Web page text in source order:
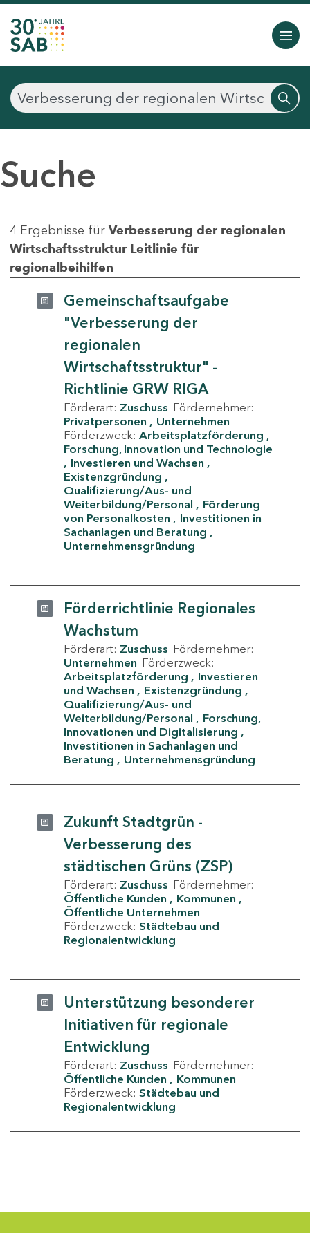
Suche
4 Ergebnisse für Verbesserung der regionalen
Wirtschaftsstruktur Leitlinie für
regionalbeihilfen
Gemeinschaftsaufgabe
"Verbesserung der
regionalen
Wirtschaftsstruktur" -
Richtlinie GRW RIGA
Förderart: Zuschuss Fördernehmer:
Privatpersonen
Unternehmen
Förderzweck: Arbeitsplatzförderung
Forschung, Innovation und Technologie
Investieren und Wachsen
Existenzgründung
Qualifizierung/Aus- und
Weiterbildung/Personal
Förderung
von Personalkosten
Investitionen in
Sachanlagen und Beratung
Unternehmensgründung
Förderrichtlinie Regionales
Wachstum
Förderart: Zuschuss Fördernehmer:
Unternehmen Förderzweck:
Arbeitsplatzförderung
Investieren
und Wachsen
Existenzgründung
Qualifizierung/Aus- und
Weiterbildung/Personal
Forschung,
Innovationen und Digitalisierung
Investitionen in Sachanlagen und
Beratung
Unternehmensgründung
Zukunft Stadtgrün -
Verbesserung des
städtischen Grüns (ZSP)
Förderart: Zuschuss Fördernehmer:
Öffentliche Kunden
Kommunen
Öffentliche Unternehmen
Förderzweck: Städtebau und
Regionalentwicklung
Unterstützung besonderer
Initiativen für regionale
Entwicklung
Förderart: Zuschuss Fördernehmer:
Öffentliche Kunden
Kommunen
Förderzweck: Städtebau und
Regionalentwicklung